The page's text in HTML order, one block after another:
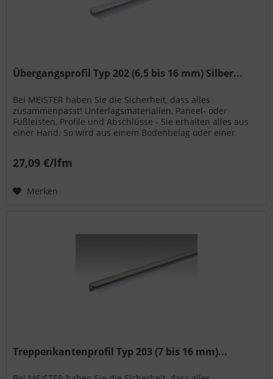
Übergangsprofil Typ 202 (6,5 bis 16 mm) Silber...
Bei MEISTER haben Sie die Sicherheit, dass alles
zusammenpasst! Unterlagsmaterialien, Paneel- oder
Fußleisten, Profile und Abschlüsse - Sie erhalten alles aus
einer Hand. So wird aus einem Bodenbelag oder einer
27,09 €/lfm
Merken
Treppenkantenprofil Typ 203 (7 bis 16 mm)...